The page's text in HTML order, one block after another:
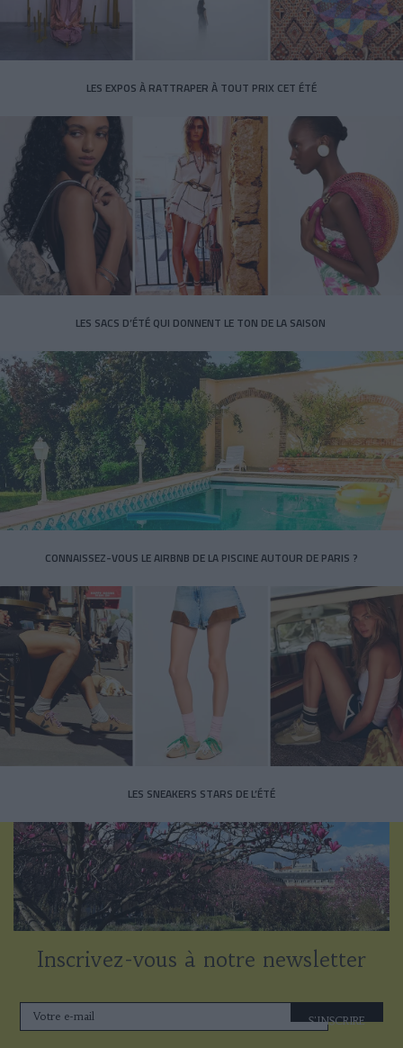
LES EXPOS À RATTRAPER À TOUT PRIX CET ÉTÉ
LES SACS D’ÉTÉ QUI DONNENT LE TON DE LA SAISON
CONNAISSEZ-VOUS LE AIRBNB DE LA PISCINE AUTOUR DE PARIS ?
LES SNEAKERS STARS DE L’ÉTÉ
Inscrivez-vous à notre newsletter
S'INSCRIRE